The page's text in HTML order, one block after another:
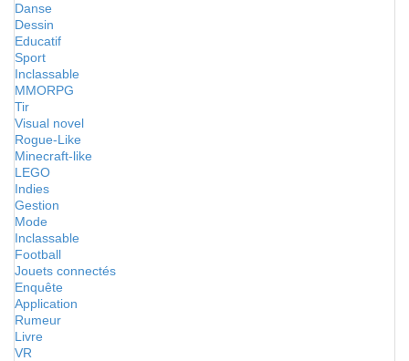
Danse
Dessin
Educatif
Sport
Inclassable
MMORPG
Tir
Visual novel
Rogue-Like
Minecraft-like
LEGO
Indies
Gestion
Mode
Inclassable
Football
Jouets connectés
Enquête
Application
Rumeur
Livre
VR